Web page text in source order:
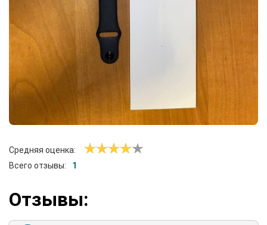
Средняя оценка:
Всего отзывы:
1
Отзывы: